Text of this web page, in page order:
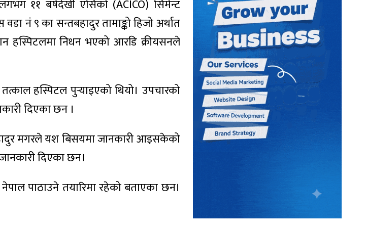
११ बर्षदेखी एसिको (ACICO) सिमेन्ट
नं ९ का सन्तबहादुर तामाङ्को हिजो अर्थात
हस्पिटलमा निधन भएको आरडि क्रीयसनले
हस्पिटल पुर्‍याइएको थियो। उपचारको
दिएका छन ।
मगरले यश बिसयमा जानकारी आइसकेको
दिएका छन।
पाठाउने तयारिमा रहेको बताएका छन।